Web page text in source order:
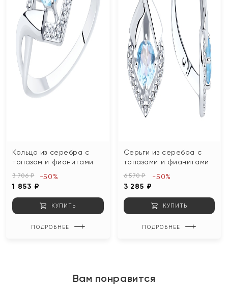
Кольцо из серебра с
топазом и фианитами
3 706 ₽
1 853 ₽
-50%
КУПИТЬ
ПОДРОБНЕЕ
Серьги из серебра с
топазами и фианитами
6 570 ₽
3 285 ₽
-50%
КУПИТЬ
ПОДРОБНЕЕ
Вам понравится